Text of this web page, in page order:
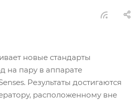
новые стандарты
на пару в аппарате
Результаты достигаются
расположенному вне